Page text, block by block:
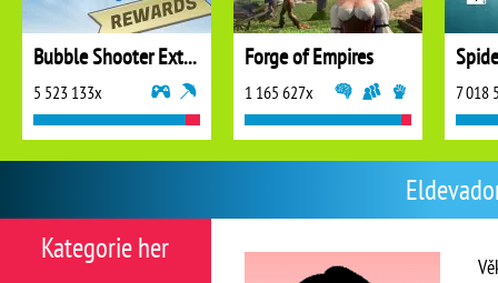
Kategorie her
Bubble Shooter Extreme
5 523 133x
Forge of Empires
1 165 627x 7 018